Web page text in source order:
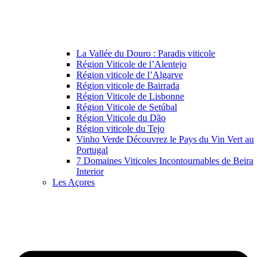
La Vallée du Douro : Paradis viticole
Région Viticole de l’Alentejo
Région viticole de l’Algarve
Région viticole de Bairrada
Région Viticole de Lisbonne
Région Viticole de Setúbal
Région Viticole du Dão
Région viticole du Tejo
Vinho Verde Découvrez le Pays du Vin Vert au
Portugal
7 Domaines Viticoles Incontournables de Beira
Interior
Les Açores